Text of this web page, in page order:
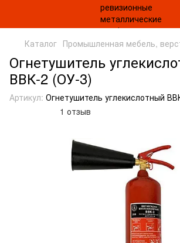
Каталог Промышленная мебель,
Огнетушитель
ВВК-2 (ОУ-3)
Артикул: Огнетушитель углекислотный
1 отзыв